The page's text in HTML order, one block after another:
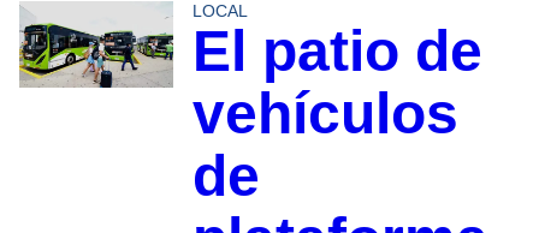
LOCAL
El patio de
vehículos
de